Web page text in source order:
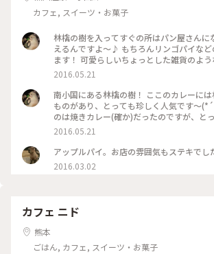
カフェ, スイーツ・お菓子
林檎の樹を入ってすぐの所はパン屋さんに
えるんですよ〜♪ もちろんリンゴパイなど
ます！ 可愛らしいちょっとした雑貨のよ
たような....！
2016.05.21
南小国にある林檎の樹！ ここのカレーに
ものがあり、とっても珍しく人気です〜(*´∇ `*) 私
のは焼きカレー(確か)だったのですが、と
べ応え抜群でした♪ もう営業再開してるならまた行きたいで
2016.05.21
アップルパイ。お店の雰囲気もステキでし
2016.03.02
カフェ ニド
熊本
ごはん, カフェ, スイーツ・お菓子